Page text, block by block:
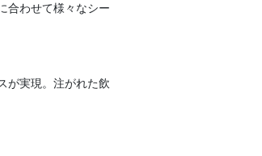
合わせて様々なシー
が実現。注がれた飲